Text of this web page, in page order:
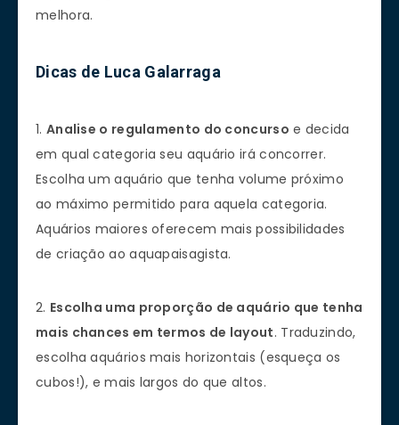
melhora.
Dicas de Luca Galarraga
1. Analise o regulamento do concurso e decida
em qual categoria seu aquário irá concorrer.
Escolha um aquário que tenha volume próximo
ao máximo permitido para aquela categoria.
Aquários maiores oferecem mais possibilidades
de criação ao aquapaisagista.
2. Escolha uma proporção de aquário que tenha
mais chances em termos de layout. Traduzindo,
escolha aquários mais horizontais (esqueça os
cubos!), e mais largos do que altos.